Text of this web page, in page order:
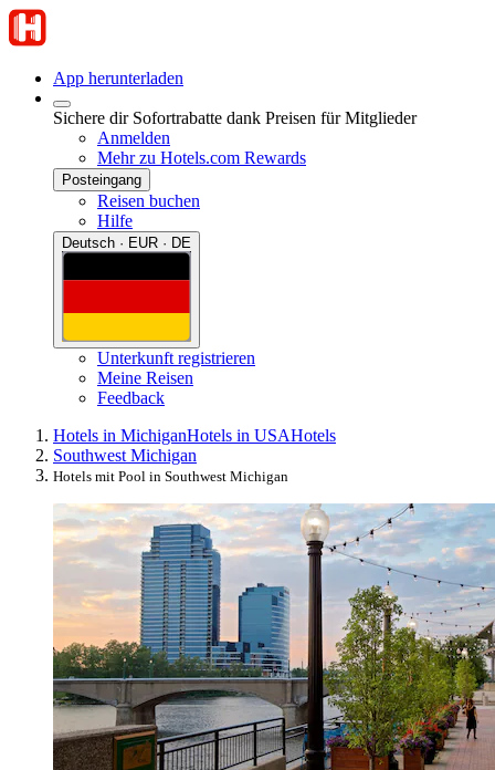
App herunterladen
Sichere dir Sofortrabatte dank Preisen für Mitglieder
Anmelden
Mehr zu Hotels.com Rewards
Posteingang
Reisen buchen
Hilfe
Deutsch · EUR · DE
Unterkunft registrieren
Meine Reisen
Feedback
Hotels in MichiganHotels in USAHotels
Southwest Michigan
Hotels mit Pool in Southwest Michigan